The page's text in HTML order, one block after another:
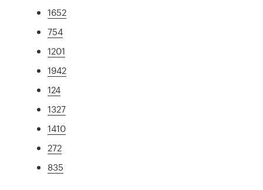
1652
754
1201
1942
124
1327
1410
272
835